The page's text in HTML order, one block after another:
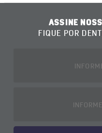
ASSINE
FIQUE POR